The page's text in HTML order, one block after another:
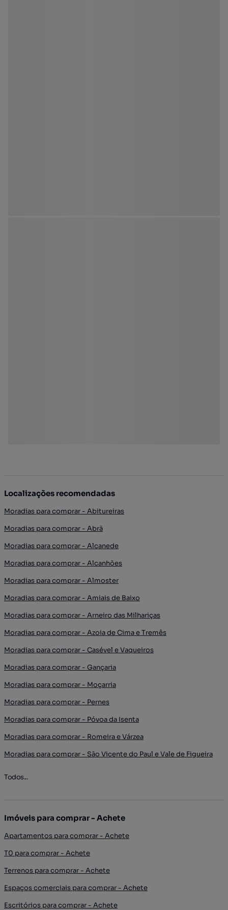
Localizações recomendadas
Moradias para comprar - Abitureiras
Moradias para comprar - Abrã
Moradias para comprar - Alcanede
Moradias para comprar - Alcanhões
Moradias para comprar - Almoster
Moradias para comprar - Amiais de Baixo
Moradias para comprar - Arneiro das Milhariças
Moradias para comprar - Azoia de Cima e Tremês
Moradias para comprar - Casével e Vaqueiros
Moradias para comprar - Gançaria
Moradias para comprar - Moçarria
Moradias para comprar - Pernes
Moradias para comprar - Póvoa da Isenta
Moradias para comprar - Romeira e Várzea
Moradias para comprar - São Vicente do Paul e Vale de Figueira
Todos...
Imóveis para comprar - Achete
Apartamentos para comprar - Achete
T0 para comprar - Achete
Terrenos para comprar - Achete
Espaços comerciais para comprar - Achete
Escritórios para comprar - Achete